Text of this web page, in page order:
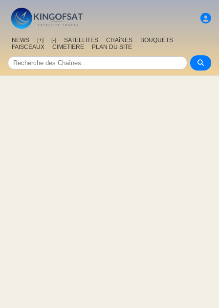
NEWS [+] [-] SATELLITES CHAîNES
BOUQUETS
FAISCEAUX
CIMETIERE PLAN DU SITE